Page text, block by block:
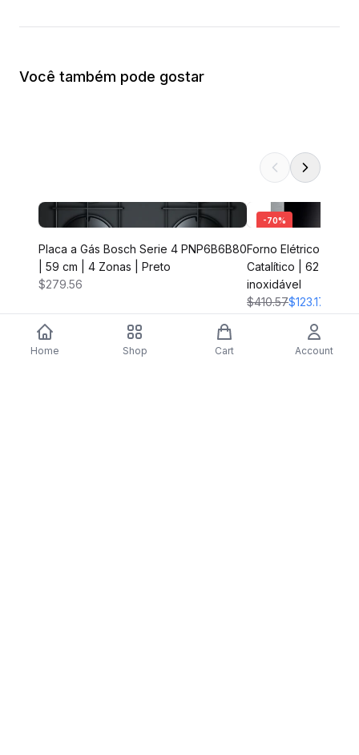
Home Shop Cart Account
Você também pode gostar
Placa a Gás Bosch Serie 4 PNP6B6B80
| 59 cm | 4 Zonas | Preto
$279.56
-70%
Forno Elétrico Bosch
Catalítico | 62 L |
inoxidável
$410.57$123.17